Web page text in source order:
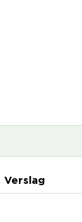
Verslag